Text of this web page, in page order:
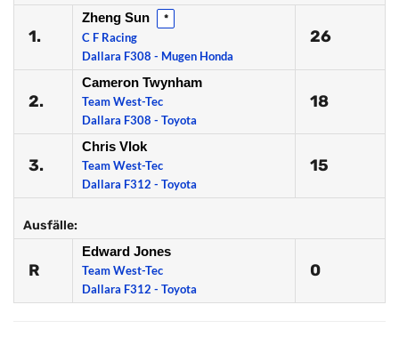
1.
Zheng Sun *
C F Racing
Dallara F308 - Mugen Honda
26
2.
Cameron Twynham
Team West-Tec
Dallara F308 - Toyota
18
3.
Chris Vlok
Team West-Tec
Dallara F312 - Toyota
15
Ausfälle:
R
Edward Jones
Team West-Tec
Dallara F312 - Toyota
0